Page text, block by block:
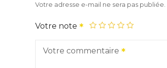
Votre adresse e-mail ne sera pas publiée.
Votre note
Votre commentaire